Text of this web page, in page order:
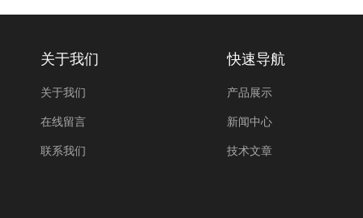
关于我们
关于我们
在线留言
联系我们
快速导航
产品展示
新闻中心
技术文章